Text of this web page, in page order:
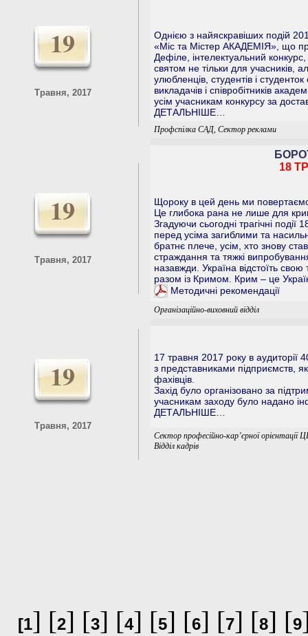
19
Травня, 2017
Однією з найяскравіших подій
«Міс та Містер АКАДЕМІЯ», що
Дефіле, інтелектуальний
святом не тільки для учасників,
улюбленців, студентів і
викладачів і співробітників
усім учасникам конкурсу за
ДЕТАЛЬНІШЕ…
Профспілка САД, Сектор реклами
19
Травня, 2017
18
Щороку в цей день ми
Це глибока рана не лише для
Згадуючи сьогодні трагічні
перед усіма загиблими та
братнє плече, усім, хто знову
страждання та тяжкі
назавжди. Україна відстоїть свою
разом із Кримом. Крим – це
Методичні рекомендації
Організаційно-виховний відділ
19
Травня, 2017
17 травня 2017 року в аудиторії
з представниками підприємств,
фахівців.
Захід було організовано за
учасникам заходу було надано
ДЕТАЛЬНІШЕ…
Сектор професійно-кар’єрної орієнтації
Відділ кадрів
[1] [2] [3] [4] [5] [6] [7] [8] [9